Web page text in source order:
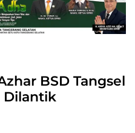
BSD Tangsel
Dilantik